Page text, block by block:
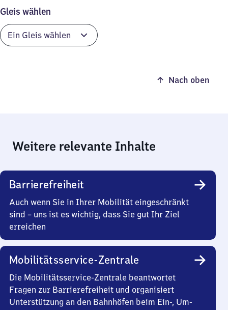
Gleis wählen
Nach oben
Weitere relevante Inhalte
Barrierefreiheit
Auch wenn Sie in Ihrer Mobilität eingeschränkt
sind – uns ist es wichtig, dass Sie gut Ihr Ziel
erreichen
Mobilitätsservice-Zentrale
Die Mobilitätsservice-Zentrale beantwortet
Fragen zur Barrierefreiheit und organisiert
Unterstützung an den Bahnhöfen beim Ein-, Um-